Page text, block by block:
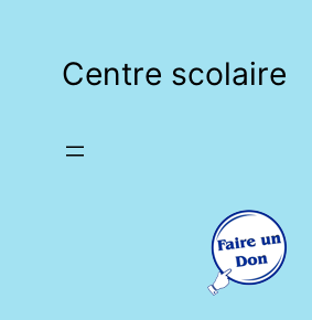
Centre scolaire